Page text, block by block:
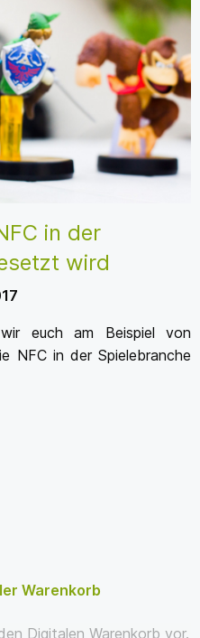
in der
wird
euch am Beispiel von
NFC in der Spielebranche
Warenkorb
Digitalen Warenkorb vor.